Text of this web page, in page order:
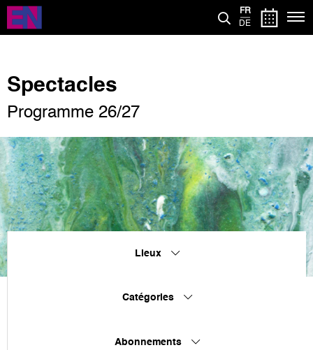
Aller
contenu
FR
DE
Spectacles
Programme 26/27
Lieux
Catégories
Abonnements